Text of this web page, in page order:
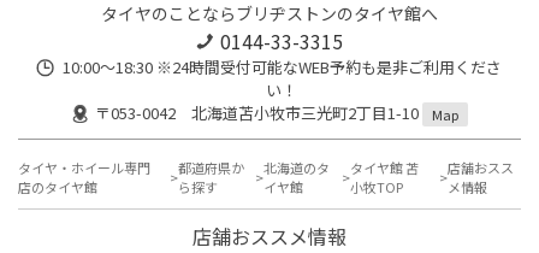
タイヤのことならブリヂストンのタイヤ館へ
0144-33-3315
10:00～18:30 ※24時間受付可能なWEB予約も是非ご利用くださ
い！
〒053-0042 北海道苫小牧市三光町2丁目1-10
Map
タイヤ・ホイール専門
店のタイヤ館
都道府県か
ら探す
北海道のタ
イヤ館
タイヤ館 苫
小牧TOP
店舗おスス
メ情報
店舗おススメ情報